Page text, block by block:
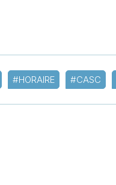
#HORAIRE #CASC